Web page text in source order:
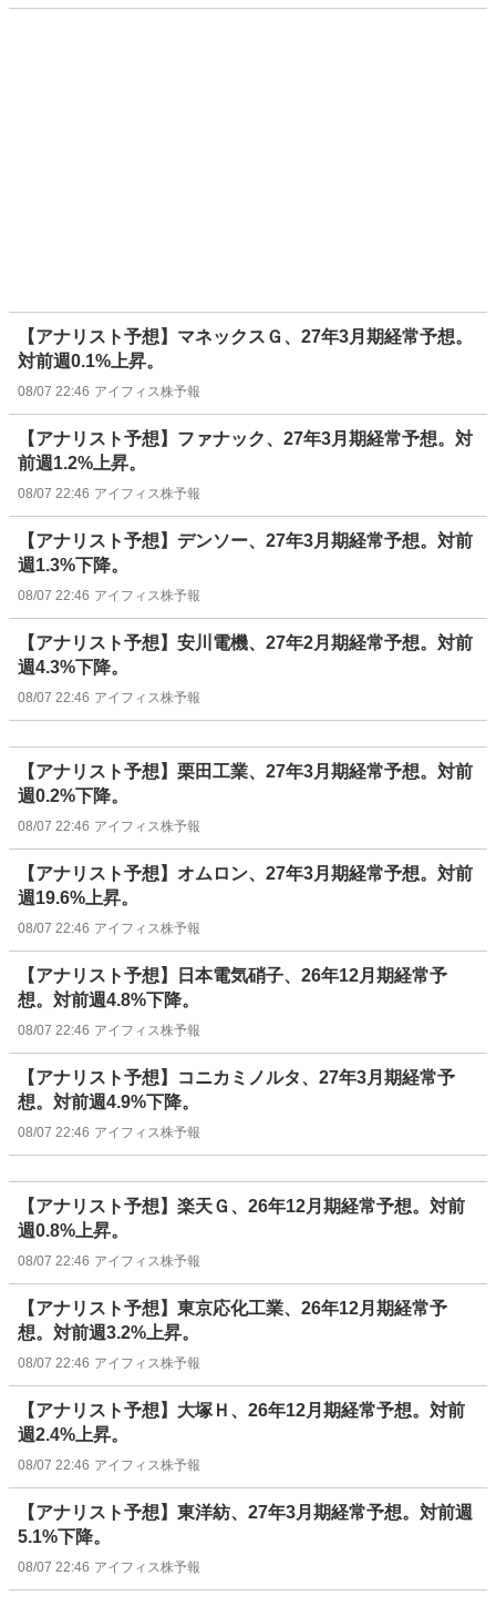
【アナリスト予想】マネックスＧ、27年3月期経常予想。
対前週0.1%上昇。
08/07 22:46 アイフィス株予報
【アナリスト予想】ファナック、27年3月期経常予想。対
前週1.2%上昇。
08/07 22:46 アイフィス株予報
【アナリスト予想】デンソー、27年3月期経常予想。対前
週1.3%下降。
08/07 22:46 アイフィス株予報
【アナリスト予想】安川電機、27年2月期経常予想。対前
週4.3%下降。
08/07 22:46 アイフィス株予報
【アナリスト予想】栗田工業、27年3月期経常予想。対前
週0.2%下降。
08/07 22:46 アイフィス株予報
【アナリスト予想】オムロン、27年3月期経常予想。対前
週19.6%上昇。
08/07 22:46 アイフィス株予報
【アナリスト予想】日本電気硝子、26年12月期経常予
想。対前週4.8%下降。
08/07 22:46 アイフィス株予報
【アナリスト予想】コニカミノルタ、27年3月期経常予
想。対前週4.9%下降。
08/07 22:46 アイフィス株予報
【アナリスト予想】楽天Ｇ、26年12月期経常予想。対前
週0.8%上昇。
08/07 22:46 アイフィス株予報
【アナリスト予想】東京応化工業、26年12月期経常予
想。対前週3.2%上昇。
08/07 22:46 アイフィス株予報
【アナリスト予想】大塚Ｈ、26年12月期経常予想。対前
週2.4%上昇。
08/07 22:46 アイフィス株予報
【アナリスト予想】東洋紡、27年3月期経常予想。対前週
5.1%下降。
08/07 22:46 アイフィス株予報